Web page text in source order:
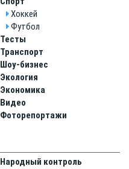
Хоккей
Футбол
Тесты
Транспорт
Шоу-бизнес
Экология
Экономика
Видео
Фоторепортажи
Народный контроль